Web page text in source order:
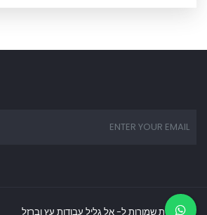
כל הזכויות שמורות ל- אל גליל עבודות עץ וברזל